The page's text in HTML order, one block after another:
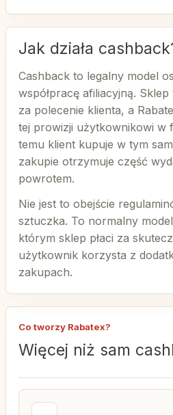
Jak działa
Cashback to legalny model
współpracę afiliacyjną.
za polecenie klienta, a
tej prowizji użytkownikowi w
temu klient kupuje w tym
zakupie otrzymuje część
powrotem.
Nie jest to obejście
sztuczka. To normalny
którym sklep płaci za
użytkownik korzysta z
zakupach.
Co tworzy Rabatex?
Więcej niż sam